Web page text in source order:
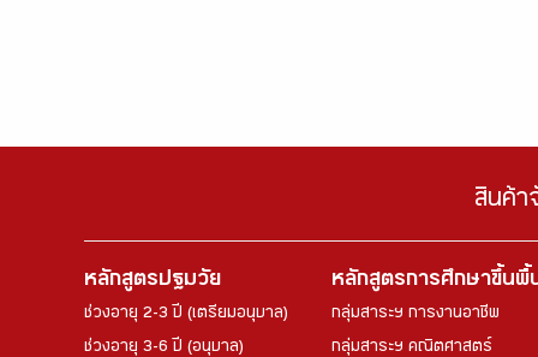
สินค้า
หลักสูตรปฐมวัย
ช่วงอายุ 2-3 ปี (เตรียมอนุบาล)
ช่วงอายุ 3-6 ปี (อนุบาล)
หลักสูตรการศึกษาขึ้นพื้
กลุ่มสาระฯ การงานอาชีพ
กลุ่มสาระฯ คณิตศาสตร์